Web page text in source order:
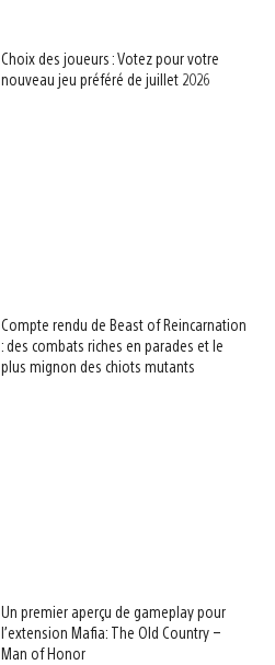
Choix des joueurs : Votez pour votre
nouveau jeu préféré de juillet 2026
Compte rendu de Beast of Reincarnation
: des combats riches en parades et le
plus mignon des chiots mutants
Un premier aperçu de gameplay pour
l’extension Mafia: The Old Country –
Man of Honor